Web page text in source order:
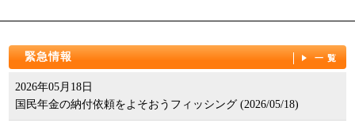
緊急情報 一覧
2026年05月18日
国民年金の納付依頼をよそおうフィッシング (2026/05/18)